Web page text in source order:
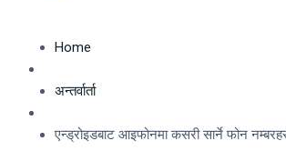
Home
अन्तर्वार्ता
एन्ड्रोइडबाट आइफोनमा कसरी सार्ने फोन